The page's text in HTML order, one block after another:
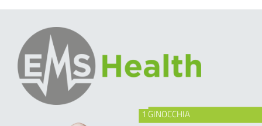
1 GINOCCHIA